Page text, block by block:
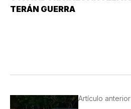
TERÁN GUERRA
Artículo anterior